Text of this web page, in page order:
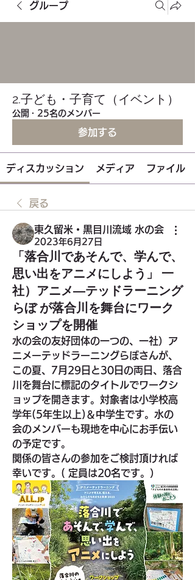
グループ
2.子ども・子育て（イベント）
公開 · 25名のメンバー
参加する
ディスカッション メディア ファイル
戻る
東久留米・黒目川流域 水の会
2023年6月27日
「落合川であそんで、学んで、
思い出をアニメにしよう」 一
社）アニメ―テッドラーニング
らぼ が落合川を舞台にワーク
ショップを開催
水の会の友好団体の一つの、一社）ア
ニメーテッドラーニングらぼさんが、
この夏、7月29日と30日の両日、落合
川を舞台に標記のタイトルでワークシ
ョップを開きます。対象者は小学校高
学年(5年生以上)＆中学生です。水の
会のメンバーも現地を中心にお手伝い
の予定です。
関係の皆さんの参加をご検討頂ければ
幸いです。( 定員は20名です。）